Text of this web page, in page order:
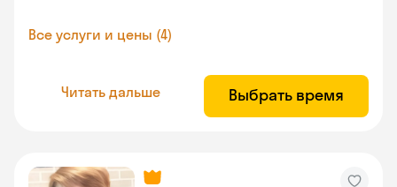
Все услуги и цены (4)
Читать дальше Выбрать время